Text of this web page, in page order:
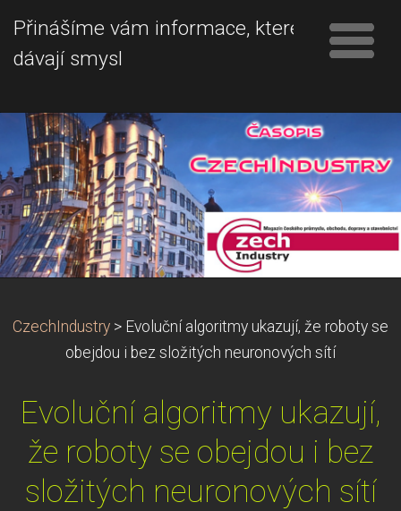
Přinášíme vám informace, které
dávají smysl
CzechIndustry > Evoluční algoritmy ukazují, že roboty se
obejdou i bez složitých neuronových sítí
Evoluční algoritmy ukazují,
že roboty se obejdou i bez
složitých neuronových sítí